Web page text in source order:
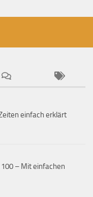
einfach erklärt
– Mit einfachen